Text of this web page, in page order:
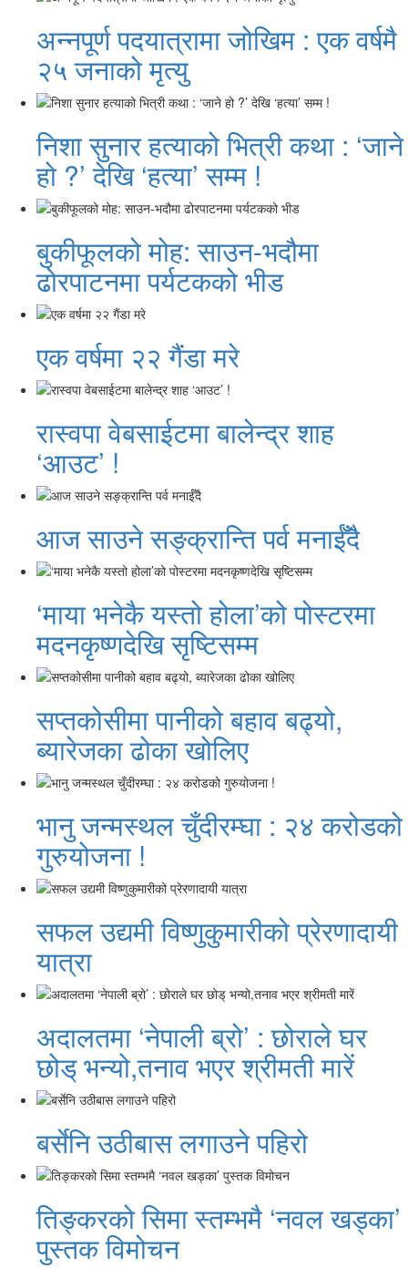
अन्नपूर्ण पदयात्रामा जोखिम : एक वर्षमै
२५ जनाको मृत्यु
निशा सुनार हत्याको भित्री कथा : ‘जाने
हो ?’ देखि ‘हत्या’ सम्म !
बुकीफूलको मोह: साउन-भदौमा
ढोरपाटनमा पर्यटकको भीड
एक वर्षमा २२ गैंडा मरे
रास्वपा वेबसाईटमा बालेन्द्र शाह
‘आउट’ !
आज साउने सङ्क्रान्ति पर्व मनाईँदै
‘माया भनेकै यस्तो होला’को पोस्टरमा
मदनकृष्णदेखि सृष्टिसम्म
सप्तकोसीमा पानीको बहाव बढ्यो,
ब्यारेजका ढोका खोलिए
भानु जन्मस्थल चुँदीरम्घा : २४ करोडको
गुरुयोजना !
सफल उद्यमी विष्णुकुमारीको प्रेरणादायी
यात्रा
अदालतमा ‘नेपाली ब्रो’ : छोराले घर
छोड् भन्यो,तनाव भएर श्रीमती मारें
बर्सेनि उठीबास लगाउने पहिरो
तिङ्करको सिमा स्तम्भमै ‘नवल खड्का’
पुस्तक विमोचन